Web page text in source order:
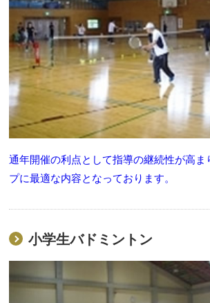
通年開催の利点として指導の継続性が高ま
プに最適な内容となっております。
小学生バドミントン